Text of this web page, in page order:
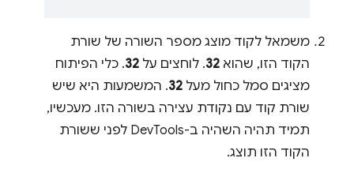
משמאל לקוד מוצג מספר השורה של שורת
הקוד הזו, שהוא 32. לוחצים על 32. כלי הפיתוח
מציגים סמל כחול מעל 32. המשמעות היא שיש
שורת קוד עם נקודת עצירה בשורה הזו. מעכשיו,
תמיד תהיה השהיה ב-DevTools לפני ששורת
הקוד הזו תוצג.